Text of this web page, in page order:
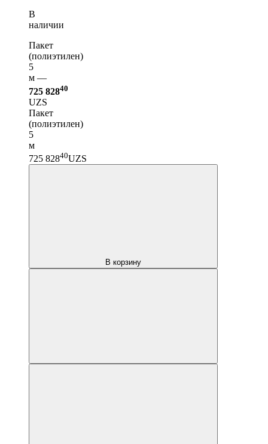
В
наличии
Пакет
(полиэтилен)
5
м —
725 82840
UZS
Пакет
(полиэтилен)
5
м
725 82840UZS
В корзину